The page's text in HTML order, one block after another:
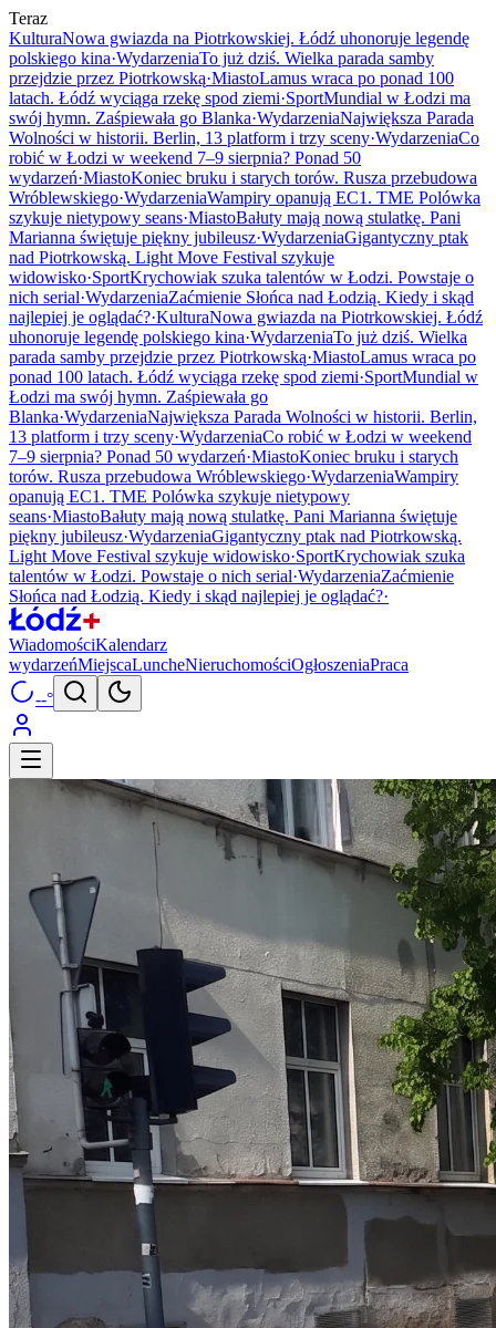
Teraz
KulturaNowa gwiazda na Piotrkowskiej. Łódź uhonoruje legendę
polskiego kina·WydarzeniaTo już dziś. Wielka parada samby
przejdzie przez Piotrkowską·MiastoLamus wraca po ponad 100
latach. Łódź wyciąga rzekę spod ziemi·SportMundial w Łodzi ma
swój hymn. Zaśpiewała go Blanka·WydarzeniaNajwiększa Parada
Wolności w historii. Berlin, 13 platform i trzy sceny·WydarzeniaCo
robić w Łodzi w weekend 7–9 sierpnia? Ponad 50
wydarzeń·MiastoKoniec bruku i starych torów. Rusza przebudowa
Wróblewskiego·WydarzeniaWampiry opanują EC1. TME Polówka
szykuje nietypowy seans·MiastoBałuty mają nową stulatkę. Pani
Marianna świętuje piękny jubileusz·WydarzeniaGigantyczny ptak
nad Piotrkowską. Light Move Festival szykuje
widowisko·SportKrychowiak szuka talentów w Łodzi. Powstaje o
nich serial·WydarzeniaZaćmienie Słońca nad Łodzią. Kiedy i skąd
najlepiej je oglądać?·KulturaNowa gwiazda na Piotrkowskiej. Łódź
uhonoruje legendę polskiego kina·WydarzeniaTo już dziś. Wielka
parada samby przejdzie przez Piotrkowską·MiastoLamus wraca po
ponad 100 latach. Łódź wyciąga rzekę spod ziemi·SportMundial w
Łodzi ma swój hymn. Zaśpiewała go
Blanka·WydarzeniaNajwiększa Parada Wolności w historii. Berlin,
13 platform i trzy sceny·WydarzeniaCo robić w Łodzi w weekend
7–9 sierpnia? Ponad 50 wydarzeń·MiastoKoniec bruku i starych
torów. Rusza przebudowa Wróblewskiego·WydarzeniaWampiry
opanują EC1. TME Polówka szykuje nietypowy
seans·MiastoBałuty mają nową stulatkę. Pani Marianna świętuje
piękny jubileusz·WydarzeniaGigantyczny ptak nad Piotrkowską.
Light Move Festival szykuje widowisko·SportKrychowiak szuka
talentów w Łodzi. Powstaje o nich serial·WydarzeniaZaćmienie
Słońca nad Łodzią. Kiedy i skąd najlepiej je oglądać?·
WiadomościKalendarz
wydarzeńMiejscaLuncheNieruchomościOgłoszeniaPraca
--°